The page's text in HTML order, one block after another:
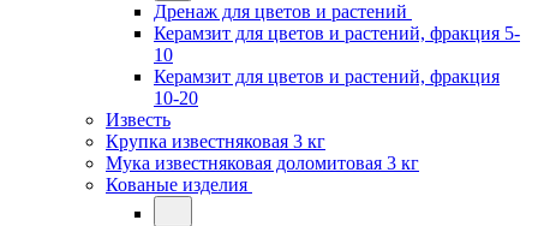
Дренаж для цветов и растений
Керамзит для цветов и растений, фракция 5-
10
Керамзит для цветов и растений, фракция
10-20
Известь
Крупка известняковая 3 кг
Мука известняковая доломитовая 3 кг
Кованые изделия